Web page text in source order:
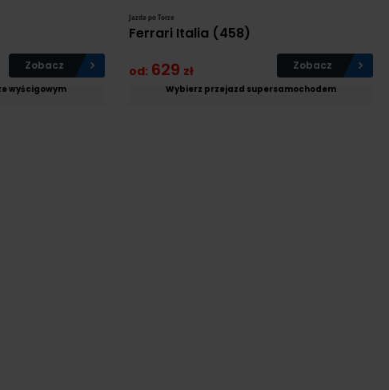
Zobacz
wyścigowym
Jazda po Torze
Ferrari Italia (458)
od: 629 zł Zobacz
Wybierz przejazd supersamochodem